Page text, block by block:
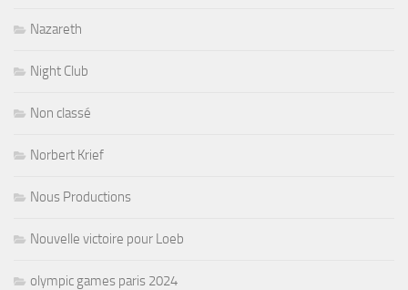
Nazareth
Night Club
Non classé
Norbert Krief
Nous Productions
Nouvelle victoire pour Loeb
olympic games paris 2024